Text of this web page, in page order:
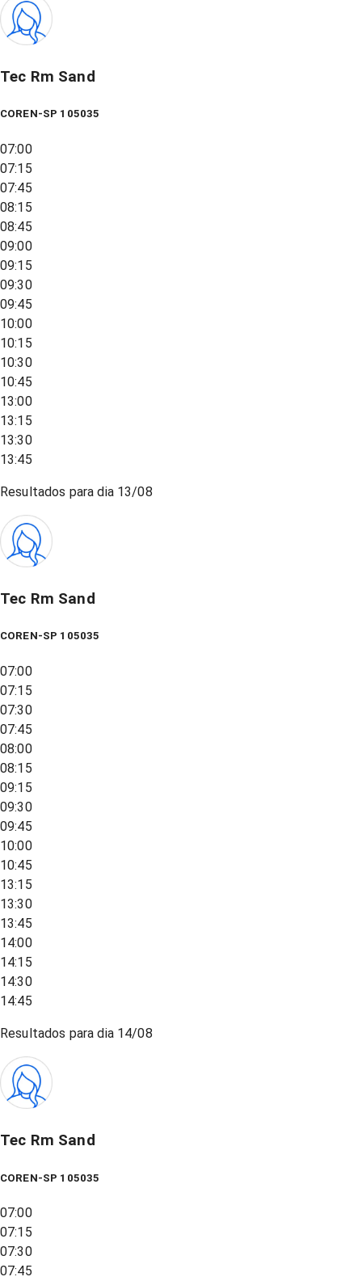
Tec Rm Sand
COREN-SP 105035
07:00
07:15
07:45
08:15
08:45
09:00
09:15
09:30
09:45
10:00
10:15
10:30
10:45
13:00
13:15
13:30
13:45
Resultados para dia 13/08
Tec Rm Sand
COREN-SP 105035
07:00
07:15
07:30
07:45
08:00
08:15
09:15
09:30
09:45
10:00
10:45
13:15
13:30
13:45
14:00
14:15
14:30
14:45
Resultados para dia 14/08
Tec Rm Sand
COREN-SP 105035
07:00
07:15
07:30
07:45